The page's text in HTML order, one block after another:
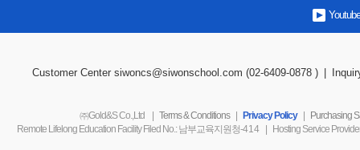
Customer Center siwoncs@siwonschool.com (02-6409-0878 )
㈜Gold&S Co.,Ltd Terms & Conditions Privacy Policy
Purchasing
Remote Lifelong Education Facility Filed No.: 남부교육지원청-414 Hosting Service